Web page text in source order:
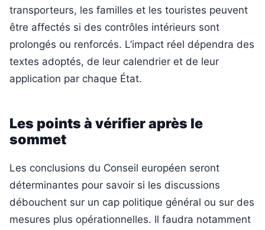
transporteurs, les familles et les touristes peuvent
être affectés si des contrôles intérieurs sont
prolongés ou renforcés. L’impact réel dépendra des
textes adoptés, de leur calendrier et de leur
application par chaque État.
Les points à vérifier après le
sommet
Les conclusions du Conseil européen seront
déterminantes pour savoir si les discussions
débouchent sur un cap politique général ou sur des
mesures plus opérationnelles. Il faudra notamment